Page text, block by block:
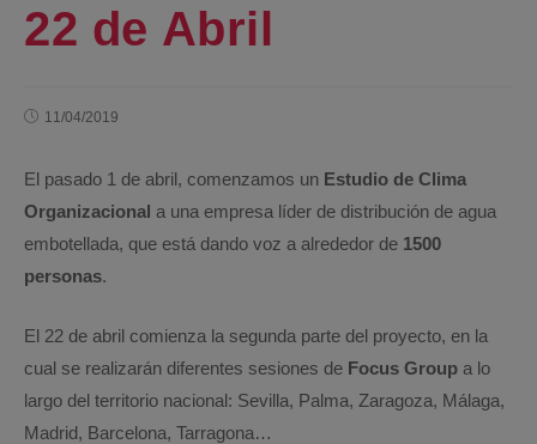
22 de Abril
11/04/2019
El pasado 1 de abril, comenzamos un Estudio de Clima
Organizacional a una empresa líder de distribución de agua
embotellada, que está dando voz a alrededor de 1500
personas.
El 22 de abril comienza la segunda parte del proyecto, en la
cual se realizarán diferentes sesiones de Focus Group a lo
largo del territorio nacional: Sevilla, Palma, Zaragoza, Málaga,
Madrid, Barcelona, Tarragona…